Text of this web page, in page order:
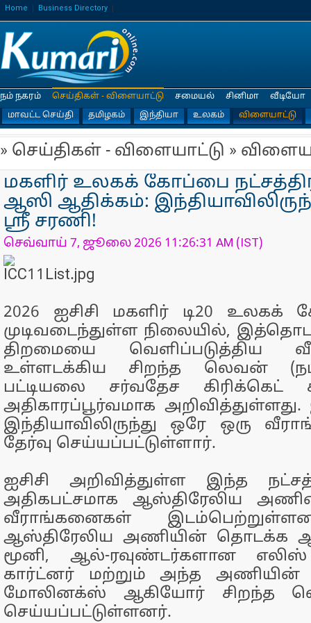
Home Business Directory
நம் நகரம்
செய்திகள் - விளையாட்டு
மாவட்ட செய்தி
தமிழகம் இந்தியா உலகம் விளையாட்டு
சமையல் சினிமா வீடியோ
» செய்திகள் - விளையாட்டு »
மகளிர் உலகக் கோப்பை
ஆஸி ஆதிக்கம்:
ஸ்ரீ சரணி!
செவ்வாய் 7, ஜூலை 2026 11:26:31 AM (IST)
2026 ஐசிசி மகளிர் டி20
முடிவடைந்துள்ள நிலையில்,
திறமையை வெளிப்படுத்திய
உள்ளடக்கிய சிறந்த லெவன்
பட்டியலை சர்வதேச கிரிக்கெட்
அதிகாரப்பூர்வமாக
இந்தியாவிலிருந்து ஒரே ஒரு
தேர்வு செய்யப்பட்டுள்ளார்.
ஐசிசி அறிவித்துள்ள இந்த
அதிகபட்சமாக ஆஸ்திரேலிய
வீராங்கனைகள்
ஆஸ்திரேலிய அணியின் தொடக்க
மூனி, ஆல்-ரவுண்டர்களான
கார்ட்னர் மற்றும் அந்த அணியின்
மோலினக்ஸ் ஆகியோர் சிறந்த
செய்யப்பட்டுள்ளனர்.